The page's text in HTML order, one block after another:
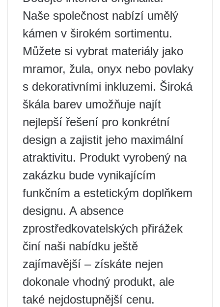
Naše společnost nabízí umělý
kámen v širokém sortimentu.
Můžete si vybrat materiály jako
mramor, žula, onyx nebo povlaky
s dekorativními inkluzemi. Široká
škála barev umožňuje najít
nejlepší řešení pro konkrétní
design a zajistit jeho maximální
atraktivitu. Produkt vyrobený na
zakázku bude vynikajícím
funkčním a estetickým doplňkem
designu. A absence
zprostředkovatelských přirážek
činí naši nabídku ještě
zajímavější – získáte nejen
dokonale vhodný produkt, ale
také nejdostupnější cenu.